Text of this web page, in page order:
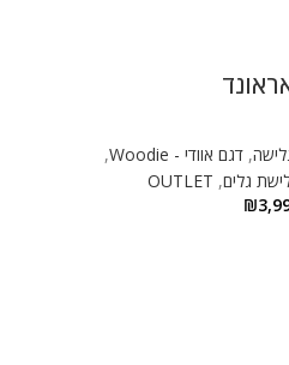
, דגם אוודי - Woodie
,
גלים,
OUTLET
₪